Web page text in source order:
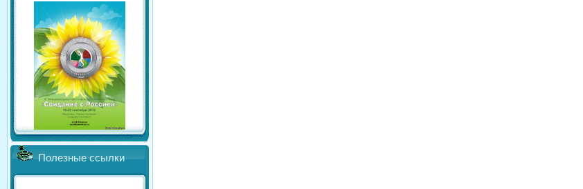
Полезные ссылки